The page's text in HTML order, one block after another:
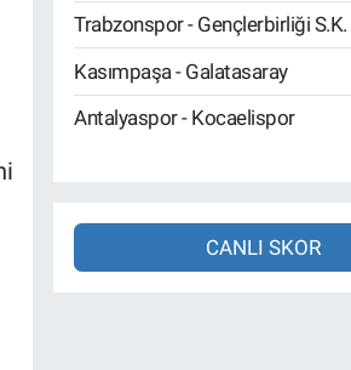
Trabzonspor - Gençlerbirliği S.K.
Kasımpaşa - Galatasaray
Antalyaspor - Kocaelispor
CANLI SKOR